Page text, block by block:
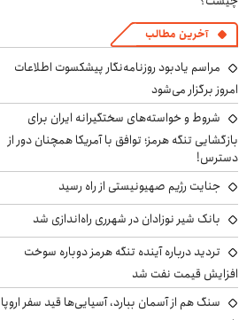
آخرین مطالب
مراسم یادبود روزنامه‌نگار پیشکسوت اطلاعات
امروز برگزار می‌شود
شروط و خواسته‌های سختگیرانه ایران برای
بازگشایی تنگه هرمز؛ توافق با آمریکا همچنان دور از
دسترس!
جنایت رژیم صهیونیستی از راه رسید
بانک شیر نوزادان در شهرری راه‌اندازی شد
تردید درباره آینده تنگه هرمز دوباره سوخت
افزایش قیمت نفت شد
سنگ هم از آسمان ببارد، آسیایی‌ها قید سفر اروپا